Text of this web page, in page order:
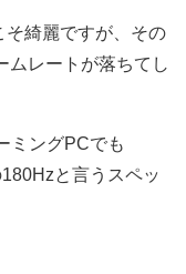
そ綺麗ですが、その
レートが落ちてし
ミングPCでも
と言うスペッ